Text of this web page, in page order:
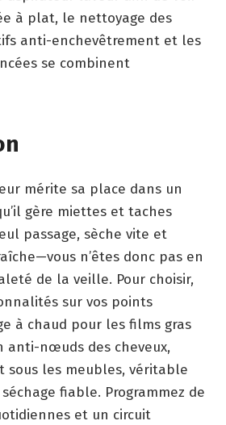
à plat, le nettoyage des
anti-enchevêtrement et les
se combinent
mérite sa place dans un
gère miettes et taches
passage, sèche vite et
n’êtes donc pas en
de la veille. Pour choisir,
sur vos points
à chaud pour les films gras
anti-nœuds des cheveux,
sous les meubles, véritable
fiable. Programmez de
et un circuit